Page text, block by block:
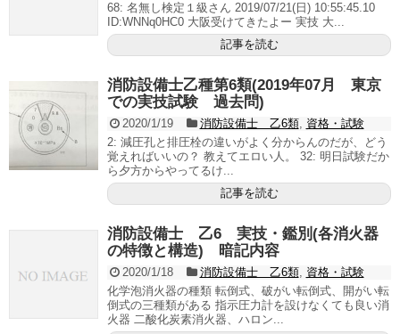
68: 名無し検定１級さん 2019/07/21(日) 10:55:45.10
ID:WNNq0HC0 大阪受けてきたよー 実技 大...
記事を読む
消防設備士乙種第6類(2019年07月 東京
での実技試験 過去問)
2020/1/19 消防設備士 乙6類, 資格・試験
2: 減圧孔と排圧栓の違いがよく分からんのだが、どう
覚えればいいの？ 教えてエロい人。 32: 明日試験だか
ら夕方からやってるけ...
記事を読む
消防設備士 乙6 実技・鑑別(各消火器
の特徴と構造) 暗記内容
2020/1/18 消防設備士 乙6類, 資格・試験
化学泡消火器の種類 転倒式、破がい転倒式、開がい転
倒式の三種類がある 指示圧力計を設けなくても良い消
火器 二酸化炭素消火器、ハロン...